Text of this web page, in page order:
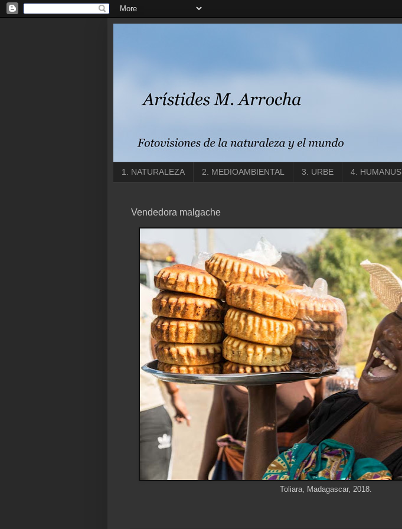
1. NATURALEZA 2. MEDIOAMBIENTAL 3. URBE 4. HUMANUS
Vendedora malgache
Toliara, Madagascar, 2018.